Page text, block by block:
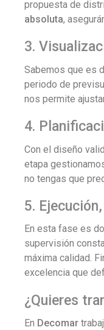
propuesta de
absoluta,
3.
Sabemos que es
periodo de
nos permite
4.
Con el diseño
etapa
no tengas que
5.
En esta fase es
supervisión
máxima calidad.
excelencia que
¿Quieres
En Decomar